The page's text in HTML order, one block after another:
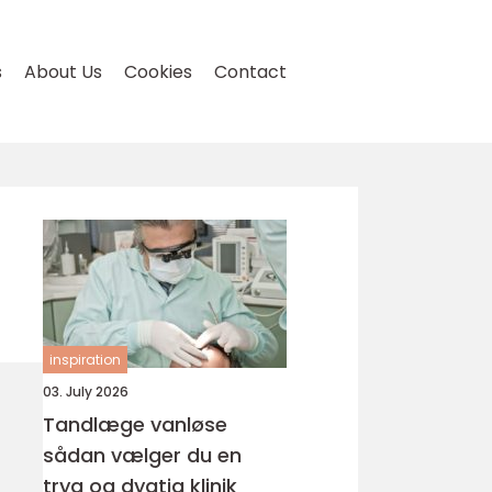
About Us Cookies Contact
inspiration
03. July 2026
Tandlæge vanløse
sådan vælger du en
tryg og dygtig klinik